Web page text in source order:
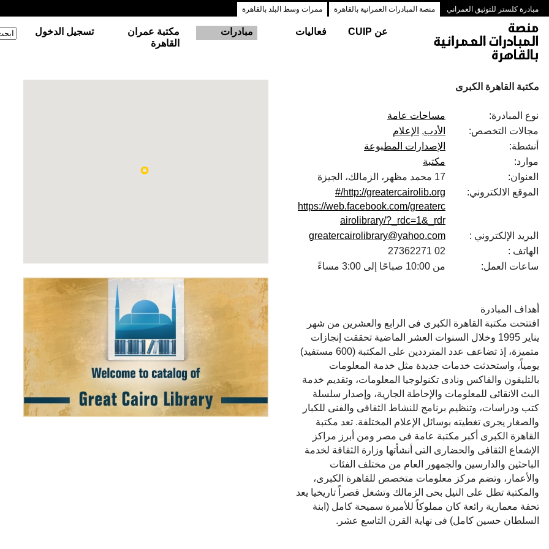
مبادرة كلستر للتوثيق العمراني منصة المبادرات العمرانية بالقاهرة ممرات وسط البلد بالقاهرة
عن CUIP فعاليات مبادرات
مكتبة عمران
القاهرة
تسجيل الدخول
مكتبة القاهرة الكبرى
نوع المبادرة:
مساحات عامة
مجالات التخصص:
الأدب
الإعلام
أنشطة:
الإصدارات المطبوعة
موارد:
مكتبة
العنوان:
17 محمد مظهر، الزمالك، الجيزة
الموقع الالكتروني:
http://greatercairolib.org/#
https://web.facebook.com/greaterc
airolibrary/?_rdc=1&_rdr
البريد الإلكتروني :
greatercairolibrary@yahoo.com
الهاتف :
02 27362271
ساعات العمل:
من 10:00 صباحًا إلى 3:00 مساءً
أهداف المبادرة
افتتحت مكتبة القاهرة الكبرى فى الرابع والعشرين من شهر
يناير 1995 وخلال السنوات العشر الماضية تحققت إنجازات
متميزة، إذ تضاعف عدد المترددين على المكتبة (600 مستفيد)
يومياً، واستحدثت خدمات جديدة مثل خدمة المعلومات
بالتليفون والفاكس ونادى تكنولوجيا المعلومات، وتقديم خدمة
البث الانقائى للمعلومات والإحاطة الجارية، وإصدار سلسلة
كتب ودراسات، وتنظيم برنامج للنشاط الثقافى والفنى للكبار
والصغار يجرى تغطيته بوسائل الإعلام المختلفة. تعد مكتبة
القاهرة الكبرى أكبر مكتبة عامة فى مصر ومن أبرز مراكز
الإشعاع الثقافى والحضارى التى أنشأتها وزارة الثقافة لخدمة
الباحثين والدارسين والجمهور العام من مختلف الفئات
والأعمار، وتضم مركز معلومات متخصص للقاهرة الكبرى،
والمكتبة تطل على النيل بحى الزمالك وتشغل قصراً تاريخيا يعد
تحفة معمارية رائعة كان مملوكاً للأميرة سميحة كامل (ابنة
السلطان حسين كامل) فى نهاية القرن التاسع عشر.